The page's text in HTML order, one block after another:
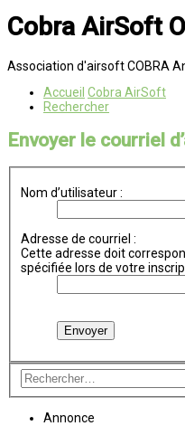
Cobra AirSoft
Association d'airsoft COBRA
Accueil Cobra AirSoft
Rechercher
Envoyer le courriel
Nom d’utilisateur :
Adresse de courriel :
Cette adresse doit
spécifiée lors de votre
Annonce